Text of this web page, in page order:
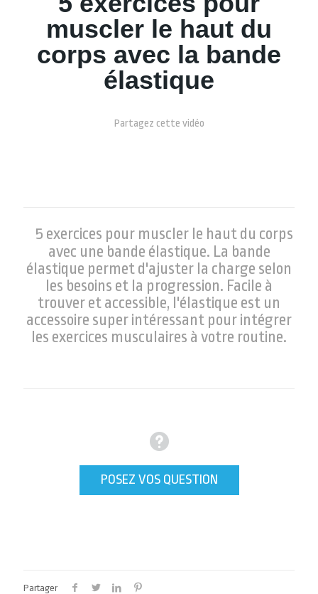
muscler le haut du
corps avec la bande
élastique
Partagez cette vidéo
5 exercices pour muscler le haut du corps
avec une bande élastique. La bande
élastique permet d'ajuster la charge selon
les besoins et la progression. Facile à
trouver et accessible, l'élastique est un
accessoire super intéressant pour intégrer
les exercices musculaires à votre routine.
POSEZ VOS QUESTION
Partager